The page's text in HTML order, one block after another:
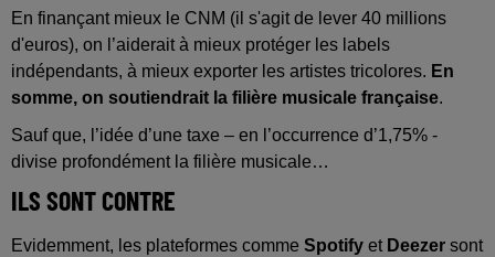
En finançant mieux le CNM (il s'agit de lever 40 millions
d'euros), on l’aiderait à mieux protéger les labels
indépendants, à mieux exporter les artistes tricolores. En
somme, on soutiendrait la filière musicale française.
Sauf que, l’idée d’une taxe – en l’occurrence d’1,75% -
divise profondément la filière musicale…
ILS SONT CONTRE
Evidemment, les plateformes comme Spotify et Deezer sont